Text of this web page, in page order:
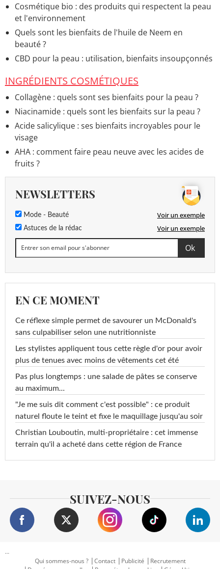
Cosmétique bio : des produits qui respectent la peau
et l'environnement
Quels sont les bienfaits de l'huile de Neem en
beauté ?
CBD pour la peau : utilisation, bienfaits insoupçonnés
INGRÉDIENTS COSMÉTIQUES
Collagène : quels sont ses bienfaits pour la peau ?
Niacinamide : quels sont les bienfaits sur la peau ?
Acide salicylique : ses bienfaits incroyables pour le
visage
AHA : comment faire peau neuve avec les acides de
fruits ?
NEWSLETTERS
Mode - Beauté Voir un exemple
Astuces de la rédac Voir un exemple
EN CE MOMENT
Ce réflexe simple permet de savourer un McDonald's
sans culpabiliser selon une nutritionniste
Les stylistes appliquent tous cette règle d'or pour avoir
plus de tenues avec moins de vêtements cet été
Pas plus longtemps : une salade de pâtes se conserve
au maximum...
"Je me suis dit comment c'est possible" : ce produit
naturel floute le teint et fixe le maquillage jusqu'au soir
Christian Louboutin, multi-propriétaire : cet immense
terrain qu'il a acheté dans cette région de France
SUIVEZ-NOUS
...
Qui sommes-nous ?
Contact Publicité
Recrutement